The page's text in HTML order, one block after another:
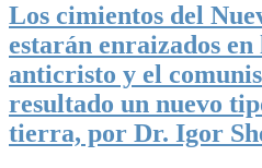
Los cimientos del
estarán enraizados
anticristo y el
resultado un nuevo
tierra, por Dr. Igor